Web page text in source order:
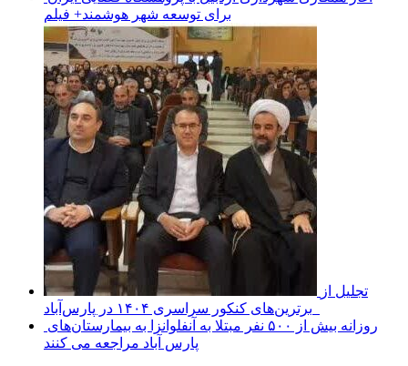
برای توسعه شهر هوشمند+ فیلم
پارس آباد مراجعه می کنند